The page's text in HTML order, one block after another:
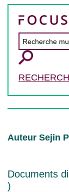
Auteur Sejin
Documents
)